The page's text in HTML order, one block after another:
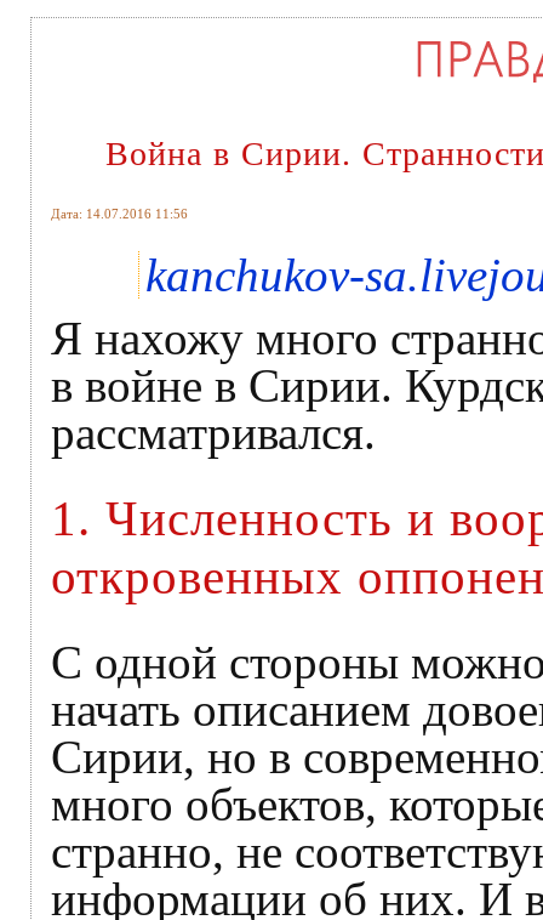
Война в Сирии.
Дата: 14.07.2016 11:56
kanchukov-
Я нахожу много
в войне в Сирии.
рассматривался.
1. Численность и
откровенных
С одной стороны
начать описанием
Сирии, но в
много объектов,
странно, не
информации об них. И